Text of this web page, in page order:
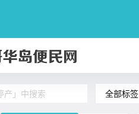
全部标签